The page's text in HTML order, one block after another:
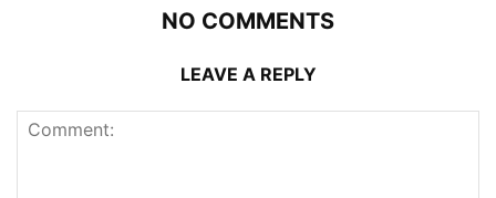
NO COMMENTS
LEAVE A REPLY